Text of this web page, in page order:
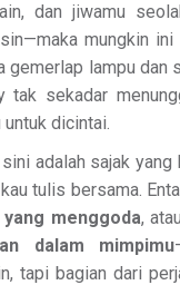
dan jiwamu
mungkin ini
gemerlap lampu dan
tak sekadar
dicintai.
adalah sajak yang
tulis bersama.
yang menggoda, atau
dalam mimpimu
tapi bagian dari